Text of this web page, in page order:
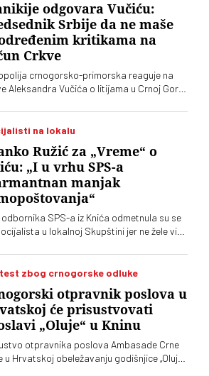
odgovara Vučiću:
Srbije da ne maše
kritikama na
Crkve
crnogorsko-primorska reaguje na
Aleksandra Vučića o litijama u Crnoj Gori
na lokalu
Ružić za „Vreme“ o
„I u vrhu SPS-a
manjak
odbornika SPS-a iz Knića odmetnula su se
u lokalnoj Skupštini jer ne žele više
Jedan od njih kaže za „Vreme“
„SNS u Kniću nasilna skupina
više, da sarađuju. Branko Ružić za
kaže da je alarmantno da tendencije
od izvornih principa i mazohizma
ne samo na lokalu, već i u samom vrhu
a
zbog crnogorske odluke
otpravnik poslova u
će prisustvovati
„Oluje“ u Kninu
otpravnika poslova Ambasade Crne
u Hrvatskoj obeležavanju godišnjice „Oluje“